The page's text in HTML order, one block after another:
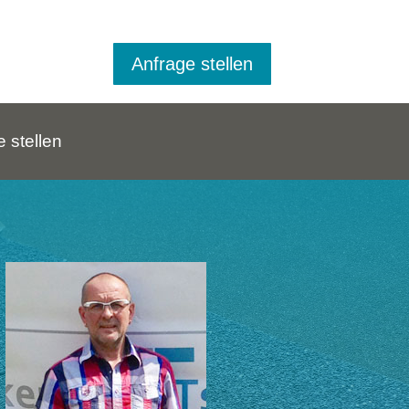
Anfrage stellen
stellen